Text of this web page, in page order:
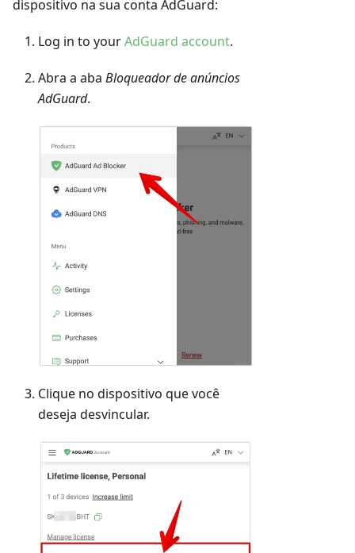
dispositivo na sua conta AdGuard:
Log in to yourAdGuard account.
Abra a aba Bloqueador de anúncios
AdGuard.
Clique no dispositivo que você
deseja desvincular.